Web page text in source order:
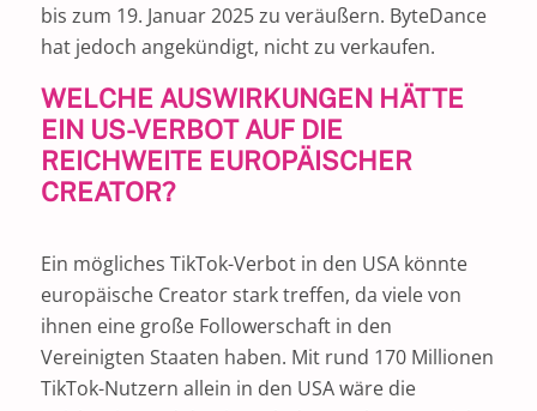
bis zum 19. Januar 2025 zu veräußern. ByteDance
hat jedoch angekündigt, nicht zu verkaufen.
WELCHE AUSWIRKUNGEN HÄTTE
EIN US-VERBOT AUF DIE
REICHWEITE EUROPÄISCHER
CREATOR?
Ein mögliches TikTok-Verbot in den USA könnte
europäische Creator stark treffen, da viele von
ihnen eine große Followerschaft in den
Vereinigten Staaten haben. Mit rund 170 Millionen
TikTok-Nutzern allein in den USA wäre die